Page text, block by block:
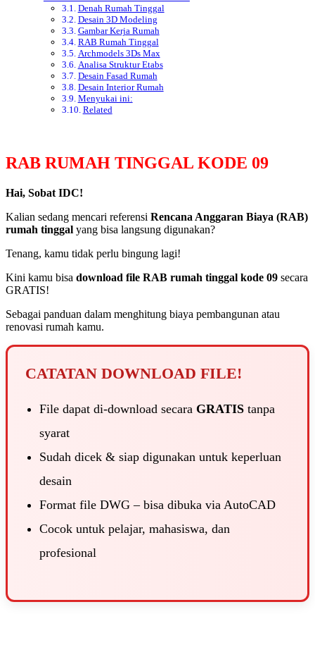
Denah Rumah Tinggal
Desain 3D Modeling
Gambar Kerja Rumah
RAB Rumah Tinggal
Archmodels 3Ds Max
Analisa Struktur Etabs
Desain Fasad Rumah
Desain Interior Rumah
Menyukai ini:
Related
RAB RUMAH TINGGAL KODE 09
Hai, Sobat IDC!
Kalian sedang mencari referensi Rencana Anggaran Biaya (RAB)
rumah tinggal yang bisa langsung digunakan?
Tenang, kamu tidak perlu bingung lagi!
Kini kamu bisa download file RAB rumah tinggal kode 09 secara
GRATIS!
Sebagai panduan dalam menghitung biaya pembangunan atau
renovasi rumah kamu.
CATATAN DOWNLOAD FILE!
File dapat di-download secara GRATIS tanpa
syarat
Sudah dicek & siap digunakan untuk keperluan
desain
Format file DWG – bisa dibuka via AutoCAD
Cocok untuk pelajar, mahasiswa, dan
profesional